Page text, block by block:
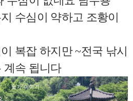
수심이 약하고 조황이
복잡 하지만 ~전국 낚시
계속 됩니다